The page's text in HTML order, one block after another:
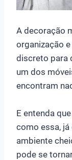
A decoração
organização
discreto para
um dos
encontram
E entenda
como essa,
ambiente
pode se